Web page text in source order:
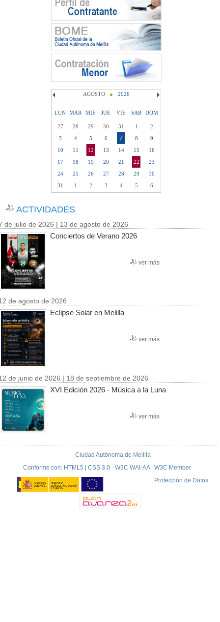
AGOSTO 2026
LUN MAR MIE JUE VIE SAB DOM
27 28 29 30 31 1
2
3
4 5 6 7 8
9
10
11 12 13 14 15
16
17
18 19 20 21 22
23
24
25 26 27 28 29
30
31
1 2 3 4 5 6
ACTIVIDADES
de julio de 2026 | 13 de agosto de 2026
Conciertos de Verano 2026
ver más
de agosto de 2026
Eclipse Solar en Melilla
ver más
de junio de 2026 | 18 de septiembre de 2026
XVI Edición 2026 - Música a la Luna
ver más
Ciudad Autónoma de Melilla
Conforme con: HTML5 | CSS 3.0 - W3C WAI-AA | W3C Member
Protección de Datos